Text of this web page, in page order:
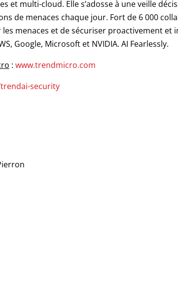
multi-cloud. Elle s’adosse à une veille
de menaces chaque jour. Fort de 6 000
menaces et de sécuriser proactivement et
Google, Microsoft et NVIDIA. AI Fearlessly.
: www.trendmicro.com
security